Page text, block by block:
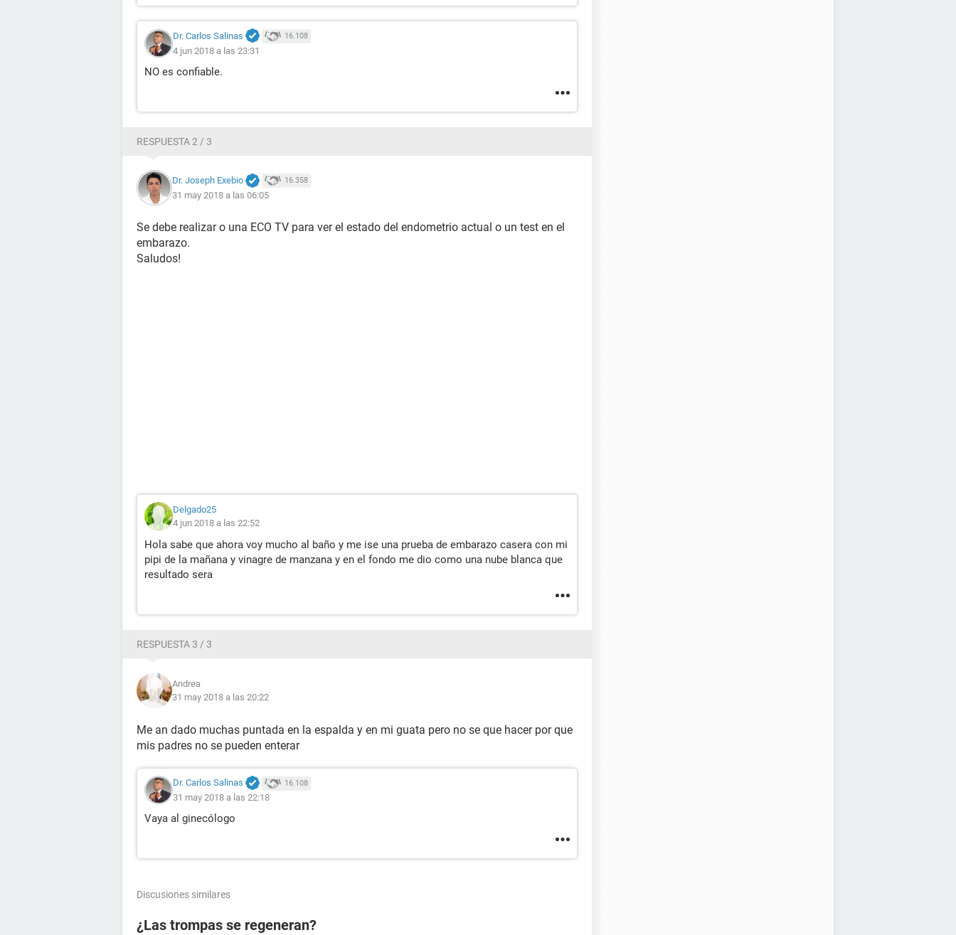
Dr. Carlos Salinas 16.108
4 jun 2018 a las 23:31
NO es confiable.
RESPUESTA 2 / 3
Dr. Joseph Exebio 16.358
31 may 2018 a las 06:05
Se debe realizar o una ECO TV para ver el estado del endometrio actual o un test en el
embarazo.
Saludos!
Delgado25
4 jun 2018 a las 22:52
Hola sabe que ahora voy mucho al baño y me ise una prueba de embarazo casera con mi
pipi de la mañana y vinagre de manzana y en el fondo me dio como una nube blanca que
resultado sera
RESPUESTA 3 / 3
Andrea
31 may 2018 a las 20:22
Me an dado muchas puntada en la espalda y en mi guata pero no se que hacer por que
mis padres no se pueden enterar
Dr. Carlos Salinas 16.108
31 may 2018 a las 22:18
Vaya al ginecólogo
Discusiones similares
¿Las trompas se regeneran?